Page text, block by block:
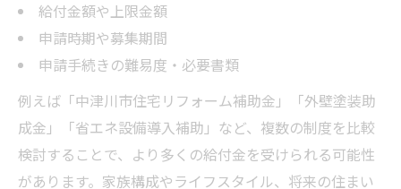
給付金額や上限金額
申請時期や募集期間
申請手続きの難易度・必要書類
例えば「中津川市住宅リフォーム補助金」「外壁塗装助
成金」「省エネ設備導入補助」など、複数の制度を比較
検討することで、より多くの給付金を受けられる可能性
があります。家族構成やライフスタイル、将来の住まい